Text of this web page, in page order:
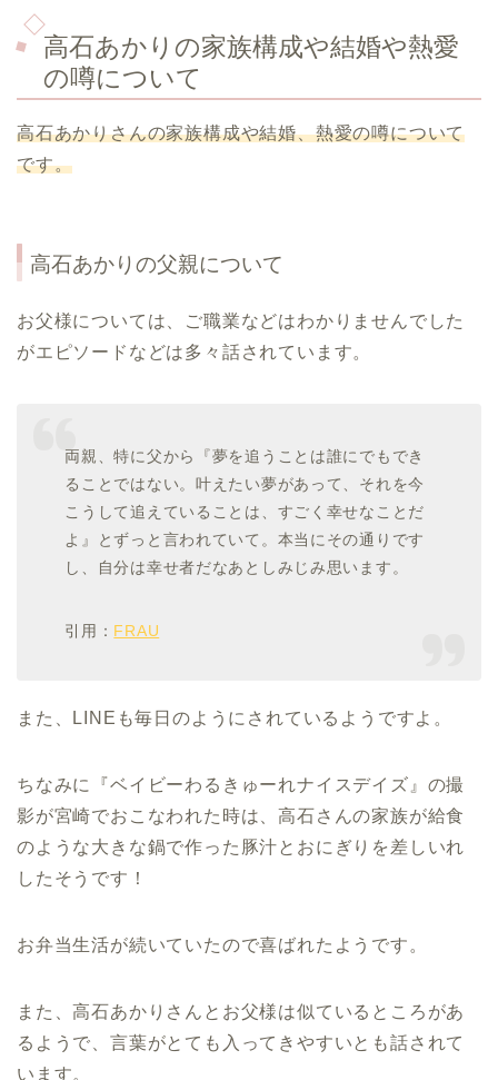
高石あかりの家族構成や結婚や熱愛
の噂について
高石あかりさんの家族構成や結婚、熱愛の噂について
です。
高石あかりの父親について
お父様については、ご職業などはわかりませんでした
がエピソードなどは多々話されています。
両親、特に父から『夢を追うことは誰にでもでき
ることではない。叶えたい夢があって、それを今
こうして追えていることは、すごく幸せなことだ
よ』とずっと言われていて。本当にその通りです
し、自分は幸せ者だなあとしみじみ思います。
引用： FRAU
また、LINEも毎日のようにされているようですよ。
ちなみに『ベイビーわるきゅーれナイスデイズ』の撮
影が宮崎でおこなわれた時は、高石さんの家族が給食
のような大きな鍋で作った豚汁とおにぎりを差しいれ
したそうです！
お弁当生活が続いていたので喜ばれたようです。
また、高石あかりさんとお父様は似ているところがあ
るようで、言葉がとても入ってきやすいとも話されて
います。